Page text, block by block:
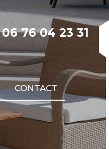
06 76 04 23 31
CONTACT